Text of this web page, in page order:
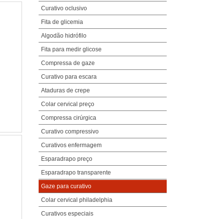
Curativo oclusivo
Fita de glicemia
Algodão hidrófilo
Fita para medir glicose
Compressa de gaze
Curativo para escara
Ataduras de crepe
Colar cervical preço
Compressa cirúrgica
Curativo compressivo
Curativos enfermagem
Esparadrapo preço
Esparadrapo transparente
Gaze para curativo
Colar cervical philadelphia
Curativos especiais